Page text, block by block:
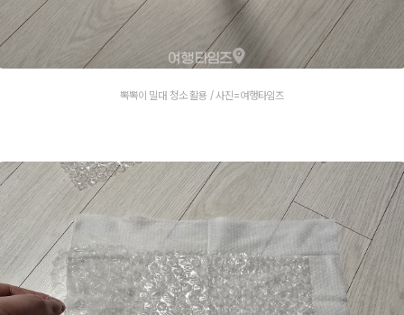
뽁뽁이 밀대 청소 활용 / 사진=여행타임즈